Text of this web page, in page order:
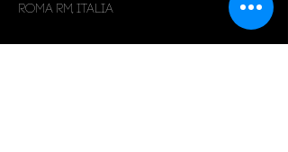
Roma RM, Italia